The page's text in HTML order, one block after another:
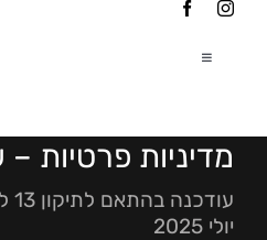
Skip
content
Toggle
מדיניות פרטיות
יולי 2025